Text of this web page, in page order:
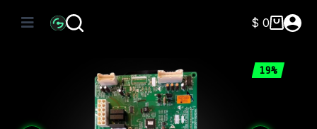
Carro
$ 0
19%